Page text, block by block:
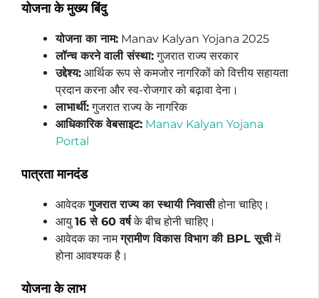
योजना के मुख्य बिंदु
योजना का नाम: Manav Kalyan Yojana 2025
लॉन्च करने वाली संस्था:गुजरात राज्य सरकार
उद्देश्य: आर्थिक रूप से कमजोर नागरिकों को वित्तीय सहायता
प्रदान करना और स्व-रोजगार को बढ़ावा देना।
लाभार्थी:गुजरात राज्य के नागरिक
आधिकारिक वेबसाइट: Manav Kalyan Yojana
Portal
पात्रता मानदंड
आवेदकगुजरात राज्य का स्थायी निवासीहोना चाहिए।
आयु 16 से 60 वर्षके बीच होनी चाहिए।
आवेदक का नामग्रामीण विकास विभाग की BPL सूचीमें
होना आवश्यक है।
योजना के लाभ